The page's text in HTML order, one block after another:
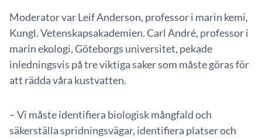
Moderator var Leif Anderson, professor i marin kemi,
Kungl. Vetenskapsakademien. Carl André, professor i
marin ekologi, Göteborgs universitet, pekade
inledningsvis på tre viktiga saker som måste göras för
att rädda våra kustvatten.
– Vi måste identifiera biologisk mångfald och
säkerställa spridningsvägar, identifiera platser och